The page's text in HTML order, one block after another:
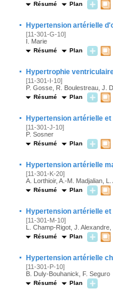
Résumé Plan
· Hypertension artérielle
[11-301-G-10]
I. Marie
Résumé Plan
· Hypertrophie
[11-301-I-10]
P. Gosse, R. Boulestreau, J.
Résumé Plan
· Hypertension artérielle
[11-301-J-10]
P. Sosner
Résumé Plan
· Hypertension artérielle
[11-301-K-20]
A. Lorthioir, A.-M. Madjalian, L.
Résumé Plan
· Hypertension artérielle
[11-301-M-10]
L. Champ-Rigot, J. Alexandre,
Résumé Plan
· Hypertension artérielle
[11-301-P-10]
B. Duly-Bouhanick, F. Seguro
Résumé Plan